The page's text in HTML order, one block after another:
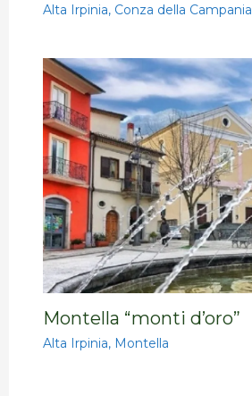
Alta Irpinia, Conza della Campania
Montella “monti d’oro”
Alta Irpinia, Montella